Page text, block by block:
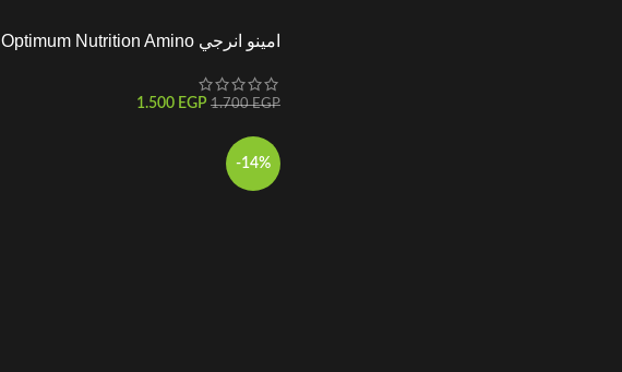
امينو انرجي Optimum Nutrition Amino
1.700EGP
1.500 EGP
-14%